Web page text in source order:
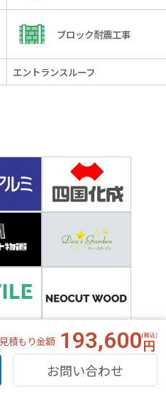
見積もり金額 193,600
お問い合わせ
ブロック耐震工事
エントランスルーフ